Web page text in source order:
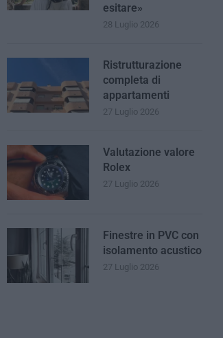
esitare»
28 Luglio 2026
Ristrutturazione
completa di
appartamenti
27 Luglio 2026
Valutazione valore
Rolex
27 Luglio 2026
Finestre in PVC con
isolamento acustico
27 Luglio 2026